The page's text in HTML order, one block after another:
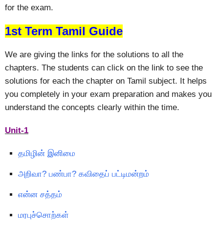
for the exam.
1st Term Tamil Guide
We are giving the links for the solutions to all the
chapters. The students can click on the link to see the
solutions for each the chapter on Tamil subject. It helps
you completely in your exam preparation and makes you
understand the concepts clearly within the time.
Unit-1
தமிழின் இனிமை
அறிவா? பண்பா? கவிதைப் பட்டிமன்றம்
என்ன சத்தம்
மரபுச்சொற்கள்